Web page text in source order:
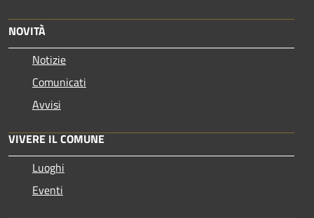
NOVITÀ
Notizie
Comunicati
Avvisi
VIVERE IL COMUNE
Luoghi
Eventi